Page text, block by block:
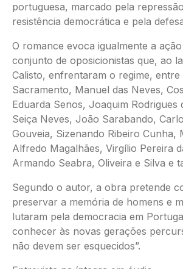
portuguesa, marcado pela
resistência democrática e pela
O romance evoca igualmente a
conjunto de oposicionistas que, ao
Calisto, enfrentaram o regime, entre
Sacramento, Manuel das Neves,
Eduarda Senos, Joaquim Rodrigues
Seiça Neves, João Sarabando,
Gouveia, Sizenando Ribeiro Cunha,
Alfredo Magalhães, Virgílio Pereira
Armando Seabra, Oliveira e Silva e
Segundo o autor, a obra pretende
preservar a memória de homens e
lutaram pela democracia em
conhecer às novas gerações
não devem ser esquecidos”.